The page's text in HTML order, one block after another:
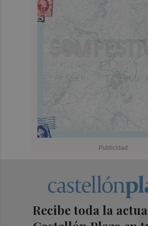
Recibe toda la